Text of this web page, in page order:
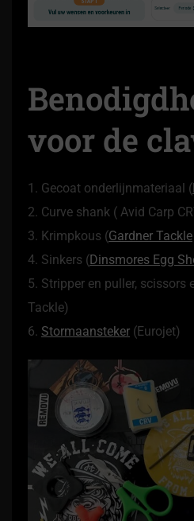
voor de
1. Gecoat onderlijnmateriaal (
2. Curve shank ( Avid Carp
3. Krimpkous (Gardner Tackle
4. Sinkers (Dinsmores Egg
5. Stripper en puller, scissors
Tackle)
6. Stormaansteker (Eurojet)